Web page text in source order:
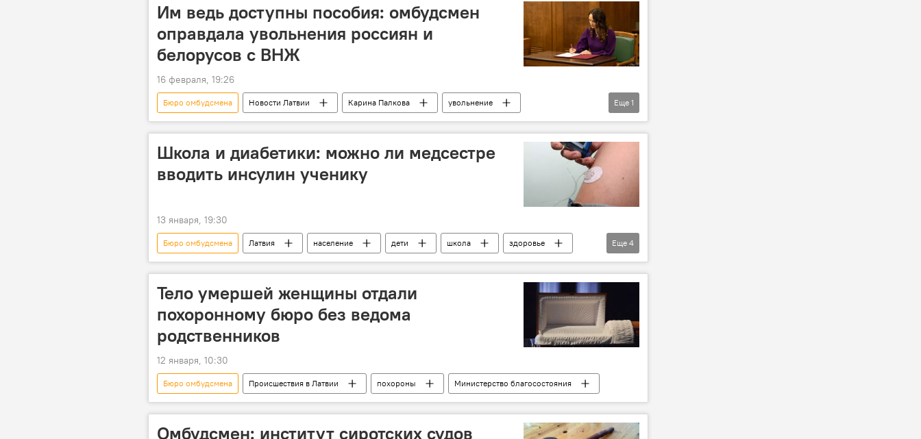
Им ведь доступны пособия: омбудсмен
оправдала увольнения россиян и
белорусов с ВНЖ
16 февраля, 19:26
Бюро омбудсмена Новости Латвии Карина Палкова
увольнение
безопасность
Еще 1
Школа и диабетики: можно ли медсестре
вводить инсулин ученику
13 января, 19:30
Бюро омбудсмена Латвия население дети школа
здоровье
закон
Рижская дума
Министерство образования и науки Латвии
Еще 4
Тело умершей женщины отдали
похоронному бюро без ведома
родственников
12 января, 10:30
Бюро омбудсмена Происшествия в Латвии похороны Министерство благосостояния
Омбудсмен: институт сиротских судов